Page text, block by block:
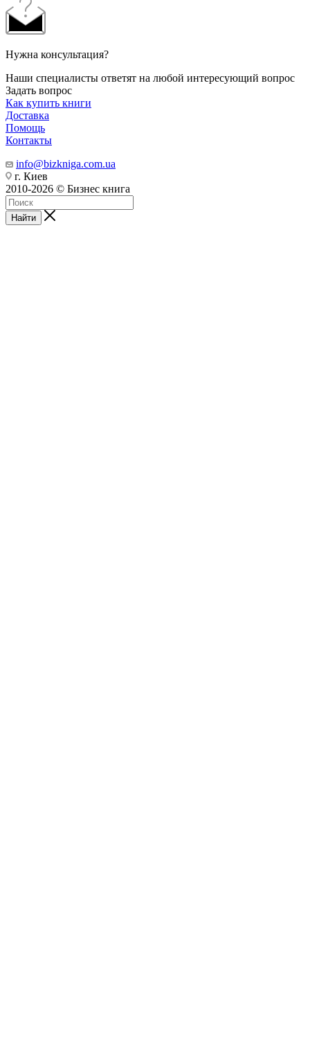
Нужна консультация?
Наши специалисты ответят на любой интересующий вопрос
Задать вопрос
Как купить книги
Доставка
Помощь
Контакты
info@bizkniga.com.ua
г. Киев
2010-2026 © Бизнес книга
Найти